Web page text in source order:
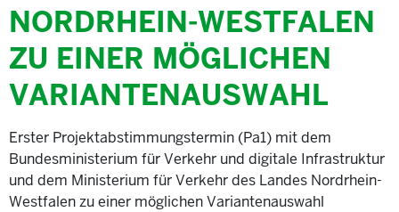
NORDRHEIN-WESTFALEN
ZU EINER MÖGLICHEN
VARIANTENAUSWAHL
Erster Projektabstimmungstermin (Pa1) mit dem
Bundesministerium für Verkehr und digitale Infrastruktur
und dem Ministerium für Verkehr des Landes Nordrhein-
Westfalen zu einer möglichen Variantenauswahl